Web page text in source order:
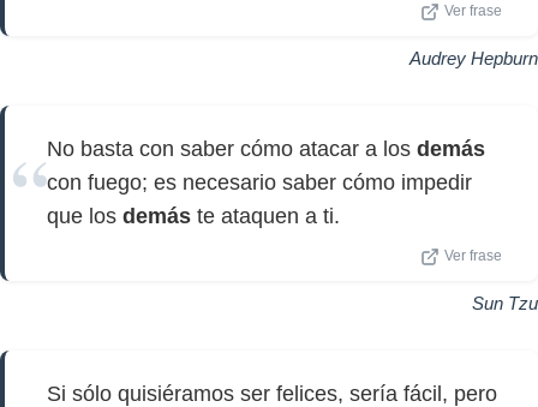
Ver frase
Audrey Hepburn
No basta con saber cómo atacar a los demás
con fuego; es necesario saber cómo impedir
que los demás te ataquen a ti.
Ver frase
Sun Tzu
Si sólo quisiéramos ser felices, sería fácil, pero